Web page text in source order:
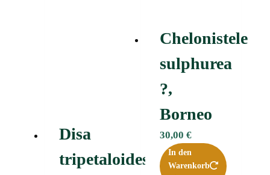
Disa
tripetaloides
Chelonistele
sulphurea
?,
Borneo
30,00 €
In den
Warenkorb